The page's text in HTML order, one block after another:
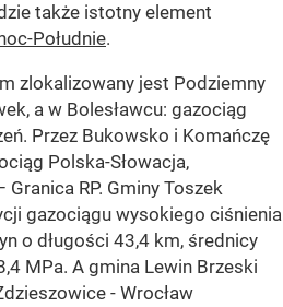
także istotny element
Południe.
zlokalizowany jest Podziemny
a w Bolesławcu: gazociąg
Przez Bukowsko i Komańczę
Polska-Słowacja,
RP. Gminy Toszek
gazociągu wysokiego ciśnienia
o długości 43,4 km, średnicy
MPa. A gmina Lewin Brzeski
- Wrocław